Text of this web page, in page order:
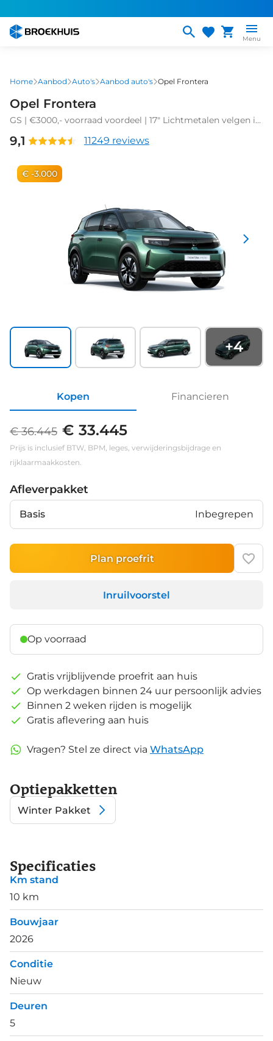
naar
gaan
Menu
Home Aanbod Auto's Aanbod auto's Opel Frontera
Opel Frontera
GS | €3000,- voorraad voordeel | 17" Lichtmetalen velgen in
hoek waarschuwing
9,1 11249 reviews
€ -3.000
+4
Kopen Financieren
€ 36.445 € 33.445
Prijs is inclusief BTW, BPM, leges, verwijderingsbijdrage en
rijklaarmaakkosten.
Afleverpakket
Basis Inbegrepen
Plan proefrit
Inruilvoorstel
Op voorraad
Gratis vrijblijvende proefrit aan huis
Op werkdagen binnen 24 uur persoonlijk advies
Binnen 2 weken rijden is mogelijk
Gratis aflevering aan huis
Vragen? Stel ze direct via WhatsApp
Optiepakketten
Winter Pakket
Specificaties
Km stand
10 km
Bouwjaar
2026
Conditie
Nieuw
Deuren
5